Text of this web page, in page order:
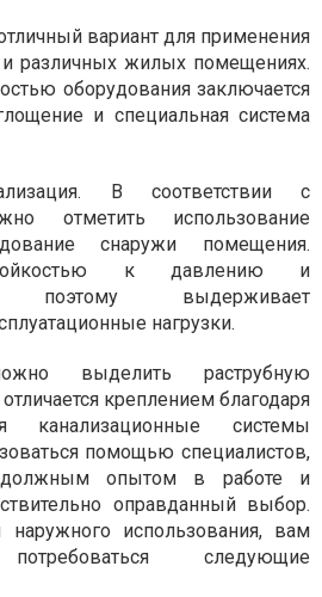
вариант для применения
различных жилых помещениях.
оборудования заключается
и специальная система
В соответствии с
отметить использование
снаружи помещения.
к давлению и
поэтому выдерживает
нагрузки.
выделить раструбную
креплением благодаря
канализационные системы
помощью специалистов,
должным опытом в работе и
оправданный выбор.
использования, вам
следующие